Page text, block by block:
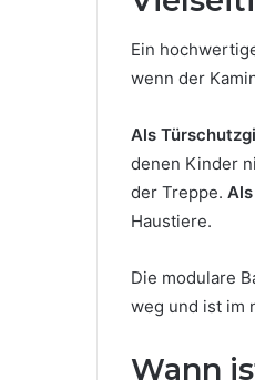
Ein
wenn der
Als
denen Kinder
der Treppe.
Haustiere.
Die modulare
weg und ist im
Wann